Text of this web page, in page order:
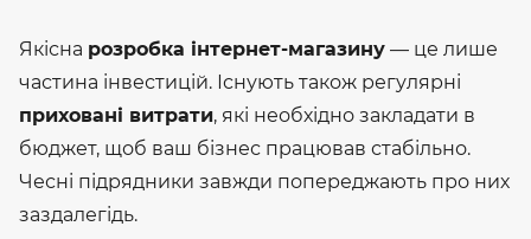
Якісна розробка інтернет-магазину — це лише
частина інвестицій. Існують також регулярні
приховані витрати, які необхідно закладати в
бюджет, щоб ваш бізнес працював стабільно.
Чесні підрядники завжди попереджають про них
заздалегідь.